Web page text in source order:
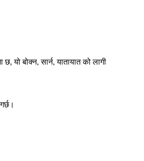
यो बोक्न, सार्न, यातायात को लागी